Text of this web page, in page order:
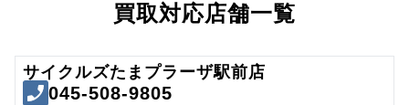
買取対応店舗一覧
サイクルズたまプラーザ駅前店
045-508-9805